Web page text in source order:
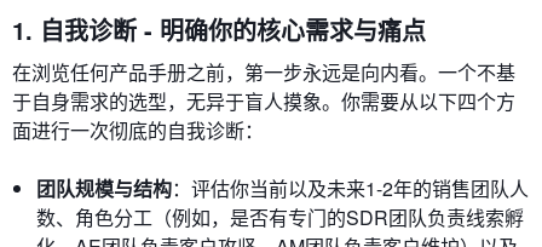
1. 自我诊断 - 明确你的核心需求与痛点
在浏览任何产品手册之前，第一步永远是向内看。一个不基
于自身需求的选型，无异于盲人摸象。你需要从以下四个方
面进行一次彻底的自我诊断：
团队规模与结构：评估你当前以及未来1-2年的销售团队人
数、角色分工（例如，是否有专门的SDR团队负责线索孵